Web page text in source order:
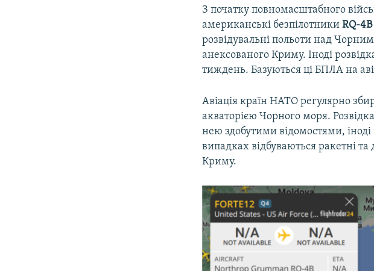
З початку повномасштабного
американські безпілотникиRQ-
розвідувальні польоти над
анексованого Криму. Іноді
тиждень. Базуються ці БПЛА на
Авіація країн НАТО регулярно
акваторією Чорного моря.
нею здобутими відомостями,
випадках відбуваються ракетні та
Криму.